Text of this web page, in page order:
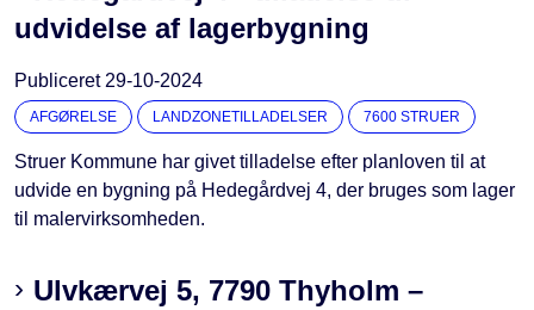
udvidelse af lagerbygning
Publiceret 29-10-2024
AFGØRELSE LANDZONETILLADELSER 7600 STRUER
Struer Kommune har givet tilladelse efter planloven til at
udvide en bygning på Hedegårdvej 4, der bruges som lager
til malervirksomheden.
Ulvkærvej 5, 7790 Thyholm –